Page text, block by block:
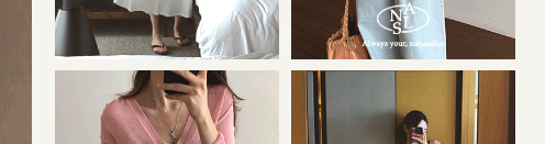
36,000원 34,000원